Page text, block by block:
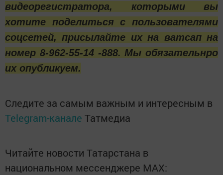
видеорегистратора, которыми вы
хотите поделиться с пользователями
соцсетей, присылайте их на ватсап на
номер 8-962-55-14 -888. Мы обязательнро
их опубликуем.
Следите за самым важным и интересным в
Telegram-канале Татмедиа
Читайте новости Татарстана в
национальном мессенджере MАХ: